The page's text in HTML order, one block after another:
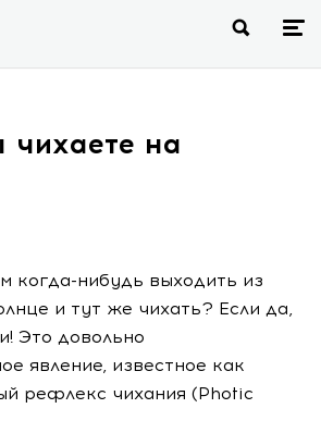
чихаете на
когда-нибудь выходить из
и тут же чихать? Если да,
Это довольно
явление, известное как
рефлекс чихания (Photic